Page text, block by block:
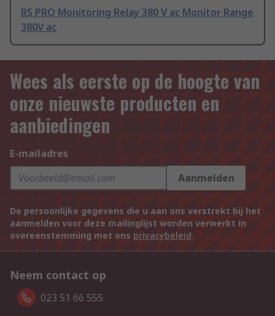
RS PRO Monitoring Relay 380 V ac Monitor Range
380V ac
Wees als eerste op de hoogte van
onze nieuwste producten en
aanbiedingen
E-mailadres
Aanmelden
De persoonlijke gegevens die u aan ons verstrekt bij het
aanmelden voor deze mailinglijst worden verwerkt in
overeenstemming met ons privacybeleid.
Neem contact op
023 51 66 555